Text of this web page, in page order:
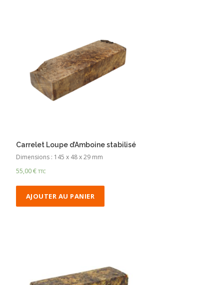
Carrelet Loupe d’Amboine stabilisé
Dimensions : 145 x 48 x 29 mm
55,00€ TTC
AJOUTER AU PANIER